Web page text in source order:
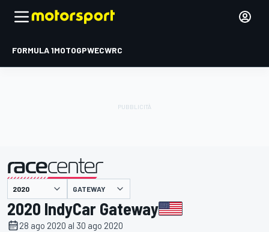
FORMULA 1MOTOGPWECWRC
presentato da GATEWAY
2020 IndyCar Gateway
28 ago 2020 al 30 ago 2020